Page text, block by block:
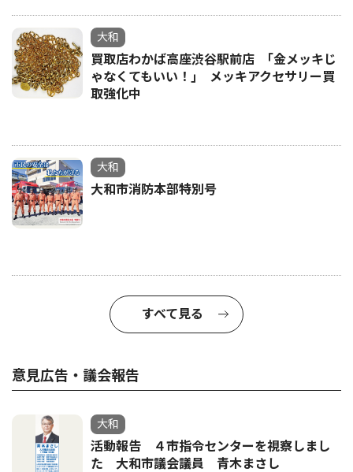
大和
買取店わかば高座渋谷駅前店 ｢金メッキじ
ゃなくてもいい！｣ メッキアクセサリー買
取強化中
大和
大和市消防本部特別号
すべて見る
意見広告・議会報告
大和
活動報告 ４市指令センターを視察しまし
た 大和市議会議員 青木まさし